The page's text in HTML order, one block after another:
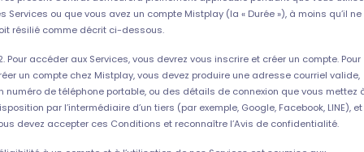
Services ou que vous avez un compte Mistplay (la « Durée »), à moins qu’il ne
résilié comme décrit ci-dessous.
Pour accéder aux Services, vous devrez vous inscrire et créer un compte. Pour
un compte chez Mistplay, vous devez produire une adresse courriel valide,
numéro de téléphone portable, ou des détails de connexion que vous mettez
par l’intermédiaire d’un tiers (par exemple, Google, Facebook, LINE), et
devez accepter ces Conditions et reconnaître l’Avis de confidentialité.